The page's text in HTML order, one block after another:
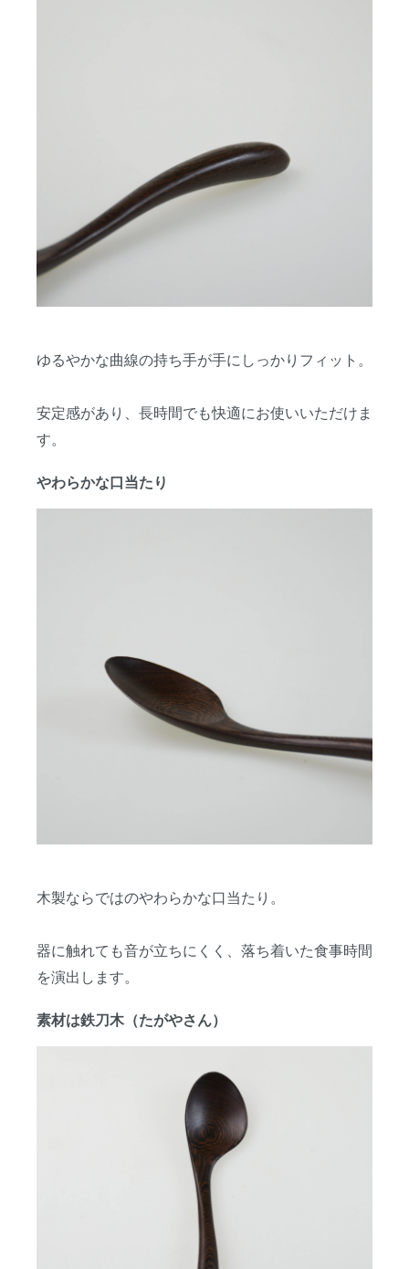
ゆるやかな曲線の持ち手が手にしっかりフィット。
安定感があり、長時間でも快適にお使いいただけま
す。
やわらかな口当たり
木製ならではのやわらかな口当たり。
器に触れても音が立ちにくく、落ち着いた食事時間
を演出します。
素材は鉄刀木（たがやさん）